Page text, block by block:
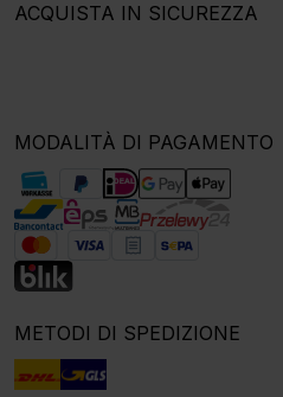
ACQUISTA IN SICUREZZA
MODALITÀ DI PAGAMENTO
METODI DI SPEDIZIONE